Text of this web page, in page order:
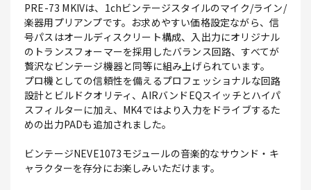
PRE-73 MKIVは、1chビンテージスタイルのマイク/ライン/
楽器用プリアンプです。お求めやすい価格設定ながら、信
号パスはオールディスクリート構成、入出力にオリジナル
のトランスフォーマーを採用したバランス回路、すべてが
贅沢なビンテージ機器と同等に組み上げられています。
プロ機としての信頼性を備えるプロフェッショナルな回路
設計とビルドクオリティ、AIRバンドEQスイッチとハイパ
スフィルターに加え、MK4ではより入力をドライブするた
めの出力PADも追加されました。
ビンテージNEVE1073モジュールの音楽的なサウンド・キ
ャラクターを存分にお楽しみいただけます。